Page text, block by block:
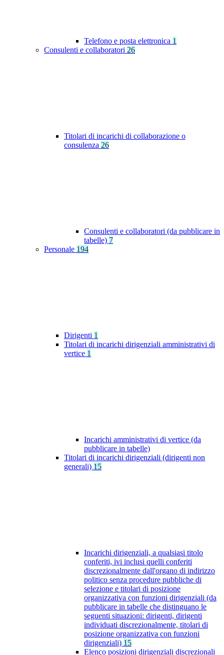
Telefono e posta elettronica 1
Consulenti e collaboratori 26
Titolari di incarichi di collaborazione o
consulenza 26
Consulenti e collaboratori (da pubblicare in
tabelle) 7
Personale 194
Dirigenti 1
Titolari di incarichi dirigenziali amministrativi di
vertice 1
Incarichi amministrativi di vertice (da
pubblicare in tabelle)
Titolari di incarichi dirigenziali (dirigenti non
generali) 15
Incarichi dirigenziali, a qualsiasi titolo
conferiti, ivi inclusi quelli conferiti
discrezionalmente dall'organo di indirizzo
politico senza procedure pubbliche di
selezione e titolari di posizione
organizzativa con funzioni dirigenziali (da
pubblicare in tabelle che distinguano le
seguenti situazioni: dirigenti, dirigenti
individuati discrezionalmente, titolari di
posizione organizzativa con funzioni
dirigenziali) 15
Elenco posizioni dirigenziali discrezionali